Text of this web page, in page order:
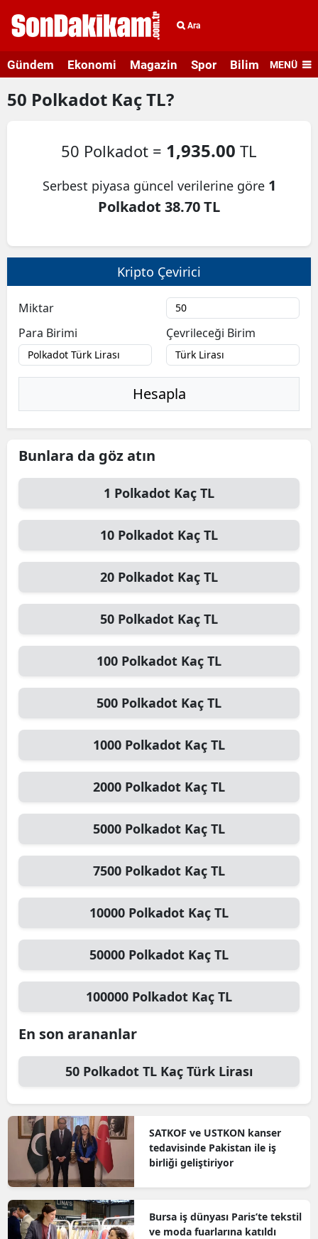
Ara
Gündem Ekonomi Magazin Spor Bilim veMENÜ
50 Polkadot Kaç TL?
50 Polkadot = 1,935.00 TL
Serbest piyasa güncel verilerine göre 1
Polkadot 38.70 TL
Kripto Çevirici
Miktar
Para Birimi
Çevrileceği Birim
Hesapla
Bunlara da göz atın
1 Polkadot Kaç TL
10 Polkadot Kaç TL
20 Polkadot Kaç TL
50 Polkadot Kaç TL
100 Polkadot Kaç TL
500 Polkadot Kaç TL
1000 Polkadot Kaç TL
2000 Polkadot Kaç TL
5000 Polkadot Kaç TL
7500 Polkadot Kaç TL
10000 Polkadot Kaç TL
50000 Polkadot Kaç TL
100000 Polkadot Kaç TL
En son arananlar
50 Polkadot TL Kaç Türk Lirası
SATKOF ve USTKON kanser
tedavisinde Pakistan ile iş
birliği geliştiriyor
Bursa iş dünyası Paris’te tekstil
ve moda fuarlarına katıldı